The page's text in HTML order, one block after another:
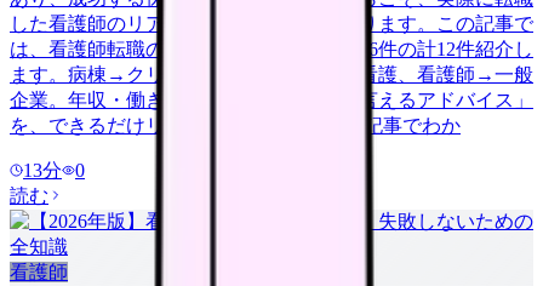
した看護師のリアルな体験談が参考になります。この記事で
は、看護師転職の体験談を成功6件・失敗6件の計12件紹介し
ます。病棟→クリニック、急性期→訪問看護、看護師→一般
企業。年収・働き方の変化と「今だから言えるアドバイス」
を、できるだけリアルに伝えます。 この記事でわか
13分
0
読む
看護師